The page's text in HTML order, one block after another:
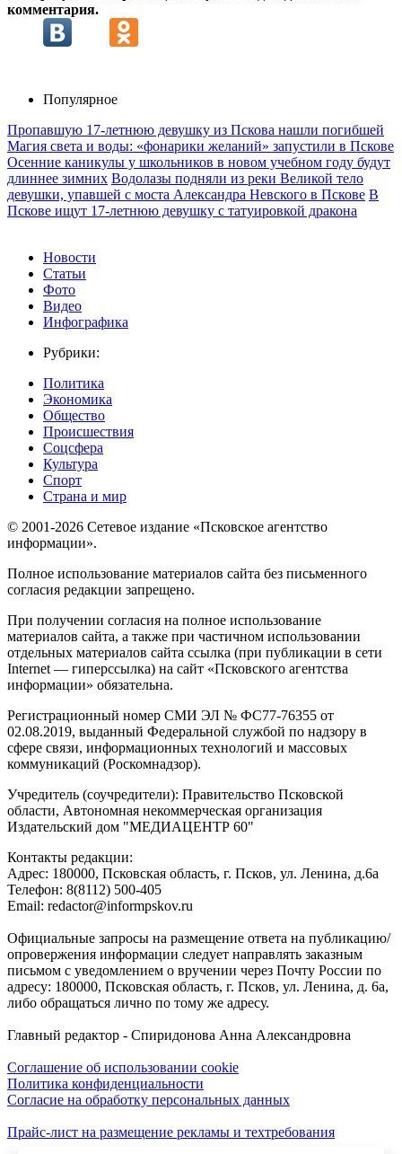
комментария.
Популярное
Пропавшую 17-летнюю девушку из Пскова нашли погибшей
Магия света и воды: «фонарики желаний» запустили в Пскове
Осенние каникулы у школьников в новом учебном году будут
длиннее зимних Водолазы подняли из реки Великой тело
девушки, упавшей с моста Александра Невского в Пскове В
Пскове ищут 17‑летнюю девушку с татуировкой дракона
Новости
Статьи
Фото
Видео
Инфографика
Рубрики:
Политика
Экономика
Общество
Происшествия
Соцсфера
Культура
Спорт
Страна и мир
© 2001-2026 Сетевое издание «Псковское агентство
информации».
Полное использование материалов сайта без письменного
согласия редакции запрещено.
При получении согласия на полное использование
материалов сайта, а также при частичном использовании
отдельных материалов сайта ссылка (при публикации в сети
Internet — гиперссылка) на сайт «Псковского агентства
информации» обязательна.
Регистрационный номер СМИ ЭЛ № ФС77-76355 от
02.08.2019, выданный Федеральной службой по надзору в
сфере связи, информационных технологий и массовых
коммуникаций (Роскомнадзор).
Учредитель (соучредители): Правительство Псковской
области, Автономная некоммерческая организация
Издательский дом "МЕДИАЦЕНТР 60"
Контакты редакции:
Адреc: 180000, Псковская область, г. Псков, ул. Ленина, д.6а
Телефон: 8(8112) 500-405
Email: redactor@informpskov.ru
Официальные запросы на размещение ответа на публикацию/
опровержения информации следует направлять заказным
письмом с уведомлением о вручении через Почту России по
адресу: 180000, Псковская область, г. Псков, ул. Ленина, д. 6а,
либо обращаться лично по тому же адресу.
Главный редактор - Спиридонова Анна Александровна
Соглашение об использовании cookie
Политика конфиденциальности
Согласие на обработку персональных данных
Прайс-лист на размещение рекламы и техтребования